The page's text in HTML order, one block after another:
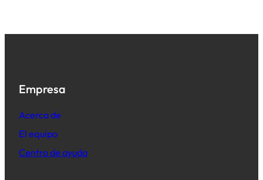
Empresa
Acerca de
El equipo
Centro de ayuda